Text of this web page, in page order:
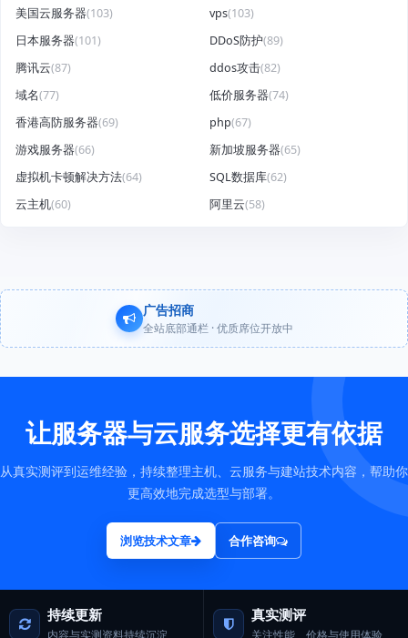
美国云服务器(103) vps(103)
日本服务器(101) DDoS防护(89)
腾讯云(87) ddos攻击(82)
域名(77) 低价服务器(74)
香港高防服务器(69) php(67)
游戏服务器(66) 新加坡服务器(65)
虚拟机卡顿解决方法(64) SQL数据库(62)
云主机(60) 阿里云(58)
广告招商
全站底部通栏 · 优质席位开放中
让服务器与云服务选择更有依据
从真实测评到运维经验，持续整理主机、云服务与建站技术内容，帮助你
更高效地完成选型与部署。
浏览技术文章 合作咨询
持续更新
内容与实测资料持续沉淀
真实测评
关注性能、价格与使用体验